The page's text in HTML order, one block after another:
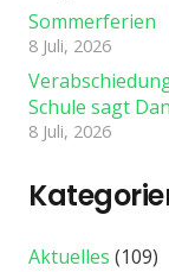
Sommerferien
8 Juli, 2026
Schule sagt
8 Juli, 2026
Aktuelles (109)